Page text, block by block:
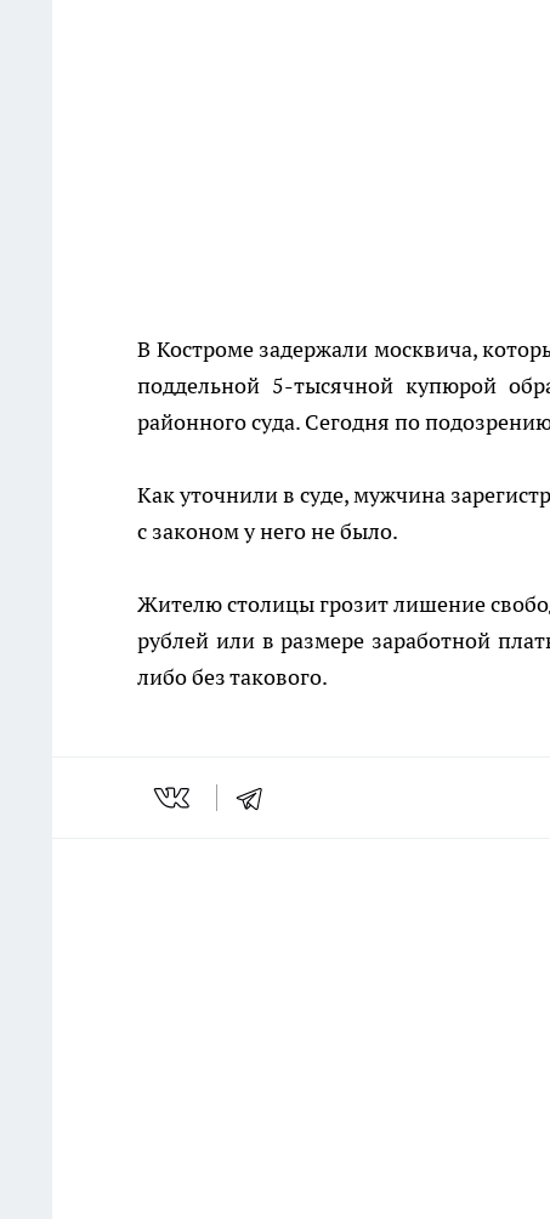
В Костроме задержали москвича,
поддельной 5-тысячной купюрой
районного суда. Сегодня по
Как уточнили в суде, мужчина
с законом у него не было.
Жителю столицы грозит лишение
рублей или в размере заработной
либо без такового.